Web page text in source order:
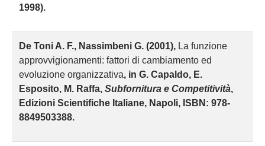
1998).
De Toni A. F., Nassimbeni G. (2001), La funzione
approvvigionamenti: fattori di cambiamento ed
evoluzione organizzativa, in G. Capaldo, E.
Esposito, M. Raffa, Subfornitura e Competitività,
Edizioni Scientifiche Italiane, Napoli, ISBN: 978-
8849503388.